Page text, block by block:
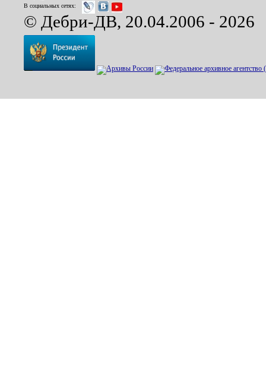
В социальных сетях:
© Дебри-ДВ, 20.04.2006 - 2026